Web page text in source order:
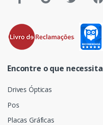
Encontre o que necessita
Drives Ópticas
Pos
Placas Gráficas